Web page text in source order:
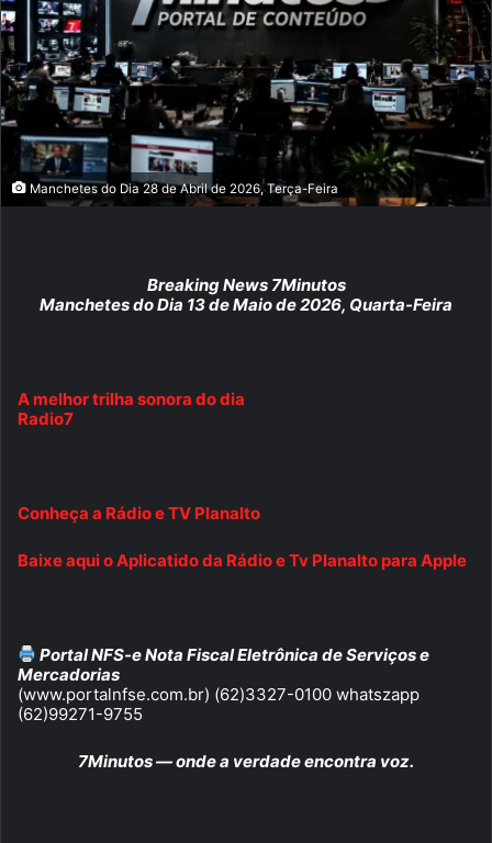
Manchetes do Dia 28 de Abril de 2026, Terça-Feira
Breaking News 7Minutos
Manchetes do Dia 13 de Maio de 2026, Quarta-Feira
A melhor trilha sonora do dia
Radio7
Conheça a Rádio e TV Planalto
Baixe aqui o Aplicatido da Rádio e Tv Planalto para Apple
Portal NFS-e Nota Fiscal Eletrônica de Serviços e
Mercadorias
(www.portalnfse.com.br) (62)3327-0100 whatszapp
(62)99271-9755
7Minutos — onde a verdade encontra voz.